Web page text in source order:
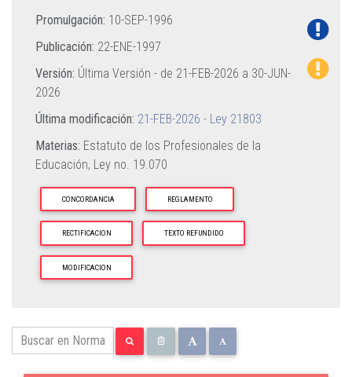
Promulgación: 10-SEP-1996
Publicación: 22-ENE-1997
Versión: Última Versión - de 21-FEB-2026 a 30-JUN-
2026
Última modificación: 21-FEB-2026 - Ley 21803
Materias: Estatuto de los Profesionales de la
Educación, Ley no. 19.070
CONCORDANCIA REGLAMENTO
RECTIFICACION TEXTO REFUNDIDO
MODIFICACION